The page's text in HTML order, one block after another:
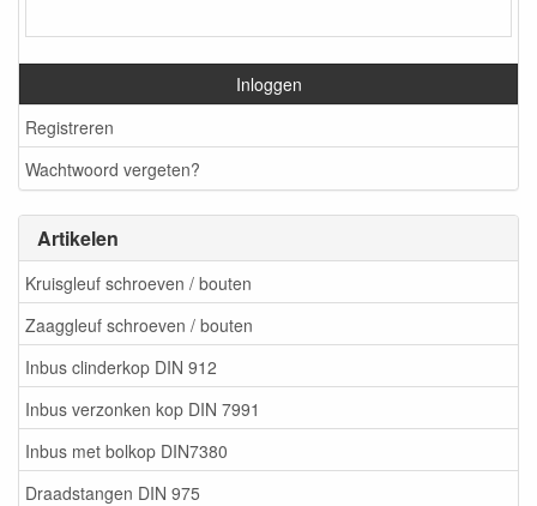
Inloggen
Registreren
Wachtwoord vergeten?
Artikelen
Kruisgleuf schroeven / bouten
Zaaggleuf schroeven / bouten
Inbus clinderkop DIN 912
Inbus verzonken kop DIN 7991
Inbus met bolkop DIN7380
Draadstangen DIN 975